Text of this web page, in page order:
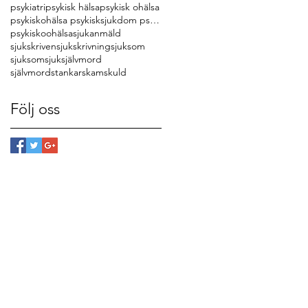
psykiatripsykisk hälsapsykisk ohälsa
psykiskohälsa psykisksjukdom psykisktförkyld
psykiskoohälsasjukanmäld
sjukskrivensjukskrivningsjuksom
sjuksomsjuksjälvmord
självmordstankarskamskuld
Följ oss